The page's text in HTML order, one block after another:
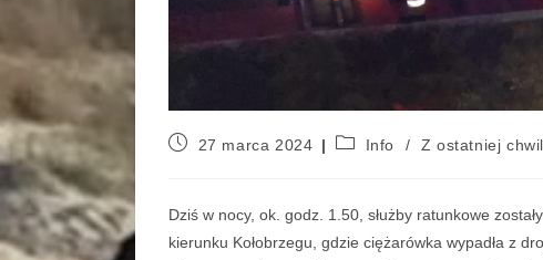
27 marca 2024 Info / Z ostatniej
Dziś w nocy, ok. godz. 1.50, służby ratunkowe
kierunku Kołobrzegu, gdzie ciężarówka wypadła z